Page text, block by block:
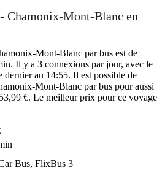
Chamonix-Mont-Blanc en
Mont-Blanc par bus est de
Il y a 3 connexions par jour, avec le
dernier au 14:55. Il est possible de
Mont-Blanc par bus pour aussi
€. Le meilleur prix pour ce voyage
Bus, FlixBus 3